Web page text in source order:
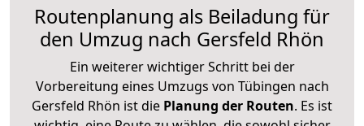
Routenplanung als Beiladung für
den Umzug nach Gersfeld Rhön
Ein weiterer wichtiger Schritt bei der
Vorbereitung eines Umzugs von Tübingen nach
Gersfeld Rhön ist die Planung der Routen. Es ist